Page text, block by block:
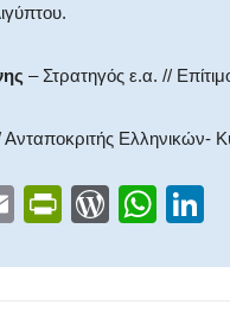
– Στρατηγός ε.α. //
Ανταποκριτής
E
ail
Pr
tF
W
d
W
at k